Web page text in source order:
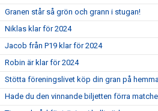
Granen står så grön och grann i stugan!
Niklas klar för 2024
Jacob från P19 klar för 2024
Robin är klar för 2024
Stötta föreningslivet köp din gran på
Hade du den vinnande biljetten förra